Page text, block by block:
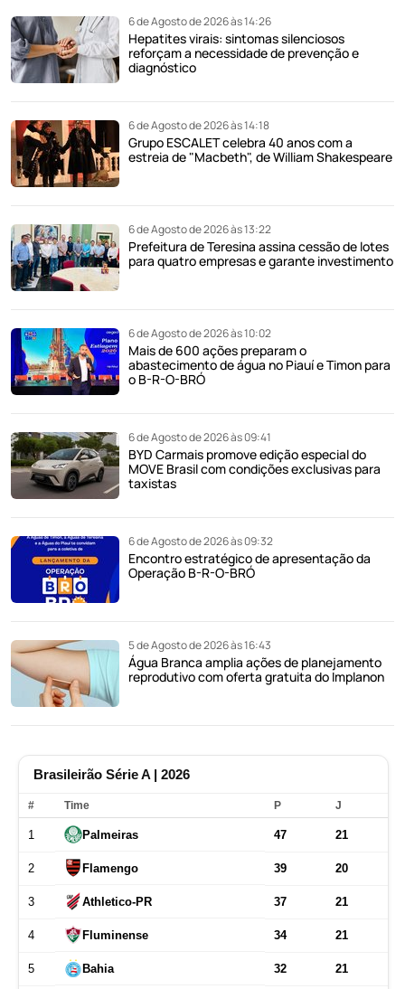
6 de Agosto de 2026 às 14:26
Hepatites virais: sintomas silenciosos
reforçam a necessidade de prevenção e
diagnóstico
6 de Agosto de 2026 às 14:18
Grupo ESCALET celebra 40 anos com a
estreia de "Macbeth", de William Shakespeare
6 de Agosto de 2026 às 13:22
Prefeitura de Teresina assina cessão de lotes
para quatro empresas e garante investimento
6 de Agosto de 2026 às 10:02
Mais de 600 ações preparam o
abastecimento de água no Piauí e Timon para
o B-R-O-BRÓ
6 de Agosto de 2026 às 09:41
BYD Carmais promove edição especial do
MOVE Brasil com condições exclusivas para
taxistas
6 de Agosto de 2026 às 09:32
Encontro estratégico de apresentação da
Operação B-R-O-BRÓ
5 de Agosto de 2026 às 16:43
Água Branca amplia ações de planejamento
reprodutivo com oferta gratuita do Implanon